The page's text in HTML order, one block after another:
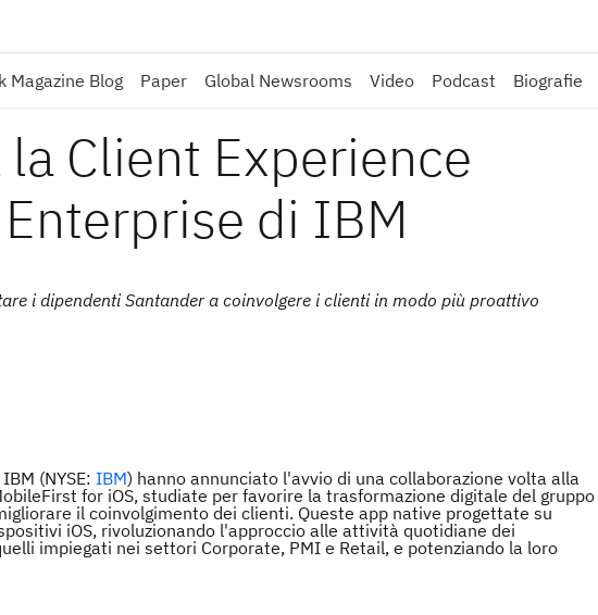
Magazine Blog Paper Global Newsrooms Video Podcast Biografie
Client Experience
di IBM
i dipendenti Santander a coinvolgere i clienti in modo più proattivo
(NYSE: IBM) hanno annunciato l'avvio di una collaborazione volta alla
for iOS, studiate per favorire la trasformazione digitale del gruppo
il coinvolgimento dei clienti. Queste app native progettate su
iOS, rivoluzionando l'approccio alle attività quotidiane dei
impiegati nei settori Corporate, PMI e Retail, e potenziando la loro